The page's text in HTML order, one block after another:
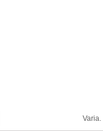
Varia.